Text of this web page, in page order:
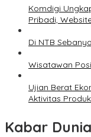
Komdigi
Pribadi,
Di NTB
Wisatawan
Ujian Berat
Aktivitas
Kabar Dunia